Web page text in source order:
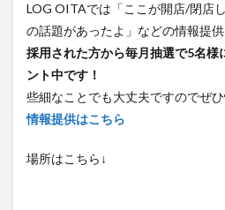
LOG OITAでは「ここが開店/閉店
の話題があったよ」などの情報提
採用された方から毎月抽選で5名
ント中です！
些細なことでも大丈夫ですのでぜひ
情報提供はこちら
場所はこちら↓